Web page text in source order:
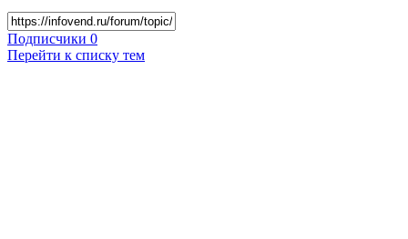
Подписчики 0
Перейти к списку тем